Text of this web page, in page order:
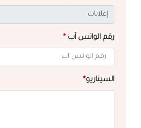
رقم الواتس آب *
السيناريو*